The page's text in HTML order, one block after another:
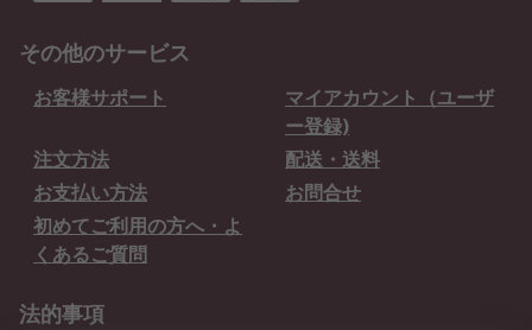
その他のサービス
お客様サポート
マイアカウント（ユーザ
ー登録)
注文方法
配送・送料
お支払い方法
お問合せ
初めてご利用の方へ・よ
くあるご質問
法的事項